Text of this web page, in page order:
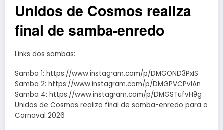
Unidos de Cosmos realiza
final de samba-enredo
Links dos sambas:
Samba 1: https://www.instagram.com/p/DMGOND3PxIS
Samba 2: https://www.instagram.com/p/DMGPVCPvlAn
Samba 4: https://www.instagram.com/p/DMGSTufvH9g
Unidos de Cosmos realiza final de samba-enredo para o
Carnaval 2026